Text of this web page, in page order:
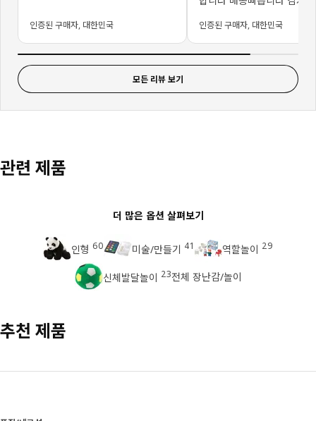
인증된 구매자, 대한민국 인증된 구매자, 대한민국
모든 리뷰 보기
관련 제품
더 많은 옵션 살펴보기
인형 60 미술/만들기 41 역할놀이 29
신체발달놀이 23전체 장난감/놀이
추천 제품